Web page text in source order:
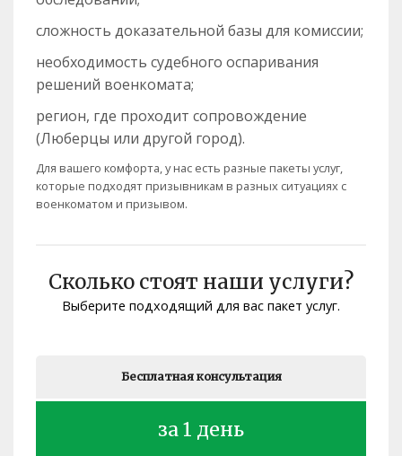
сложность доказательной базы для комиссии;
необходимость судебного оспаривания
решений военкомата;
регион, где проходит сопровождение
(Люберцы или другой город).
Для вашего комфорта, у нас есть разные пакеты услуг,
которые подходят призывникам в разных ситуациях с
военкоматом и призывом.
Сколько стоят наши услуги?
Выберите подходящий для вас пакет услуг.
Бесплатная консультация
за 1 день